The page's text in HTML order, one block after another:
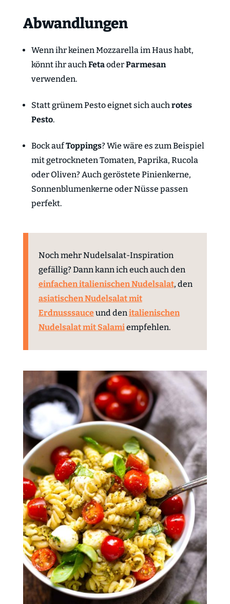
Abwandlungen
Wenn ihr keinen Mozzarella im Haus habt,
könnt ihr auch FetaoderParmesan
verwenden.
Statt grünem Pesto eignet sich auch rotes
Pesto.
Bock aufToppings? Wie wäre es zum Beispiel
mit getrockneten Tomaten, Paprika, Rucola
oder Oliven? Auch geröstete Pinienkerne,
Sonnenblumenkerne oder Nüsse passen
perfekt.
Noch mehr Nudelsalat-Inspiration
gefällig? Dann kann ich euch auch den
einfachen italienischen Nudelsalat, den
asiatischen Nudelsalat mit
Erdnusssauceund den italienischen
Nudelsalat mit Salamiempfehlen.